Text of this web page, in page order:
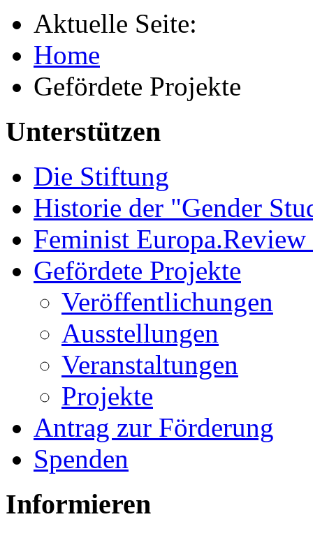
Aktuelle Seite:
Home
Gefördete Projekte
Unterstützen
Die Stiftung
Historie der "Gender
Feminist
Gefördete Projekte
Veröffentlichungen
Ausstellungen
Veranstaltungen
Projekte
Antrag zur Förderung
Spenden
Informieren